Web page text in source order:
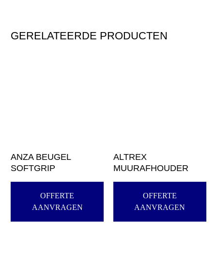
GERELATEERDE PRODUCTEN
ANZA BEUGEL
SOFTGRIP
OFFERTE
AANVRAGEN
ALTREX
MUURAFHOUDER
OFFERTE
AANVRAGEN